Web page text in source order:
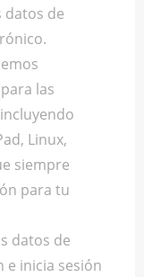
datos de
las
Linux,
siempre
para tu
datos de
e inicia sesión